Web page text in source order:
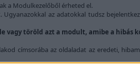
a Modulkezelőből érheted el.
. Ugyanazokkal az adatokkal tudsz
vagy töröld azt a modult, amibe a hibás
címsorába az oldaladat az eredeti,